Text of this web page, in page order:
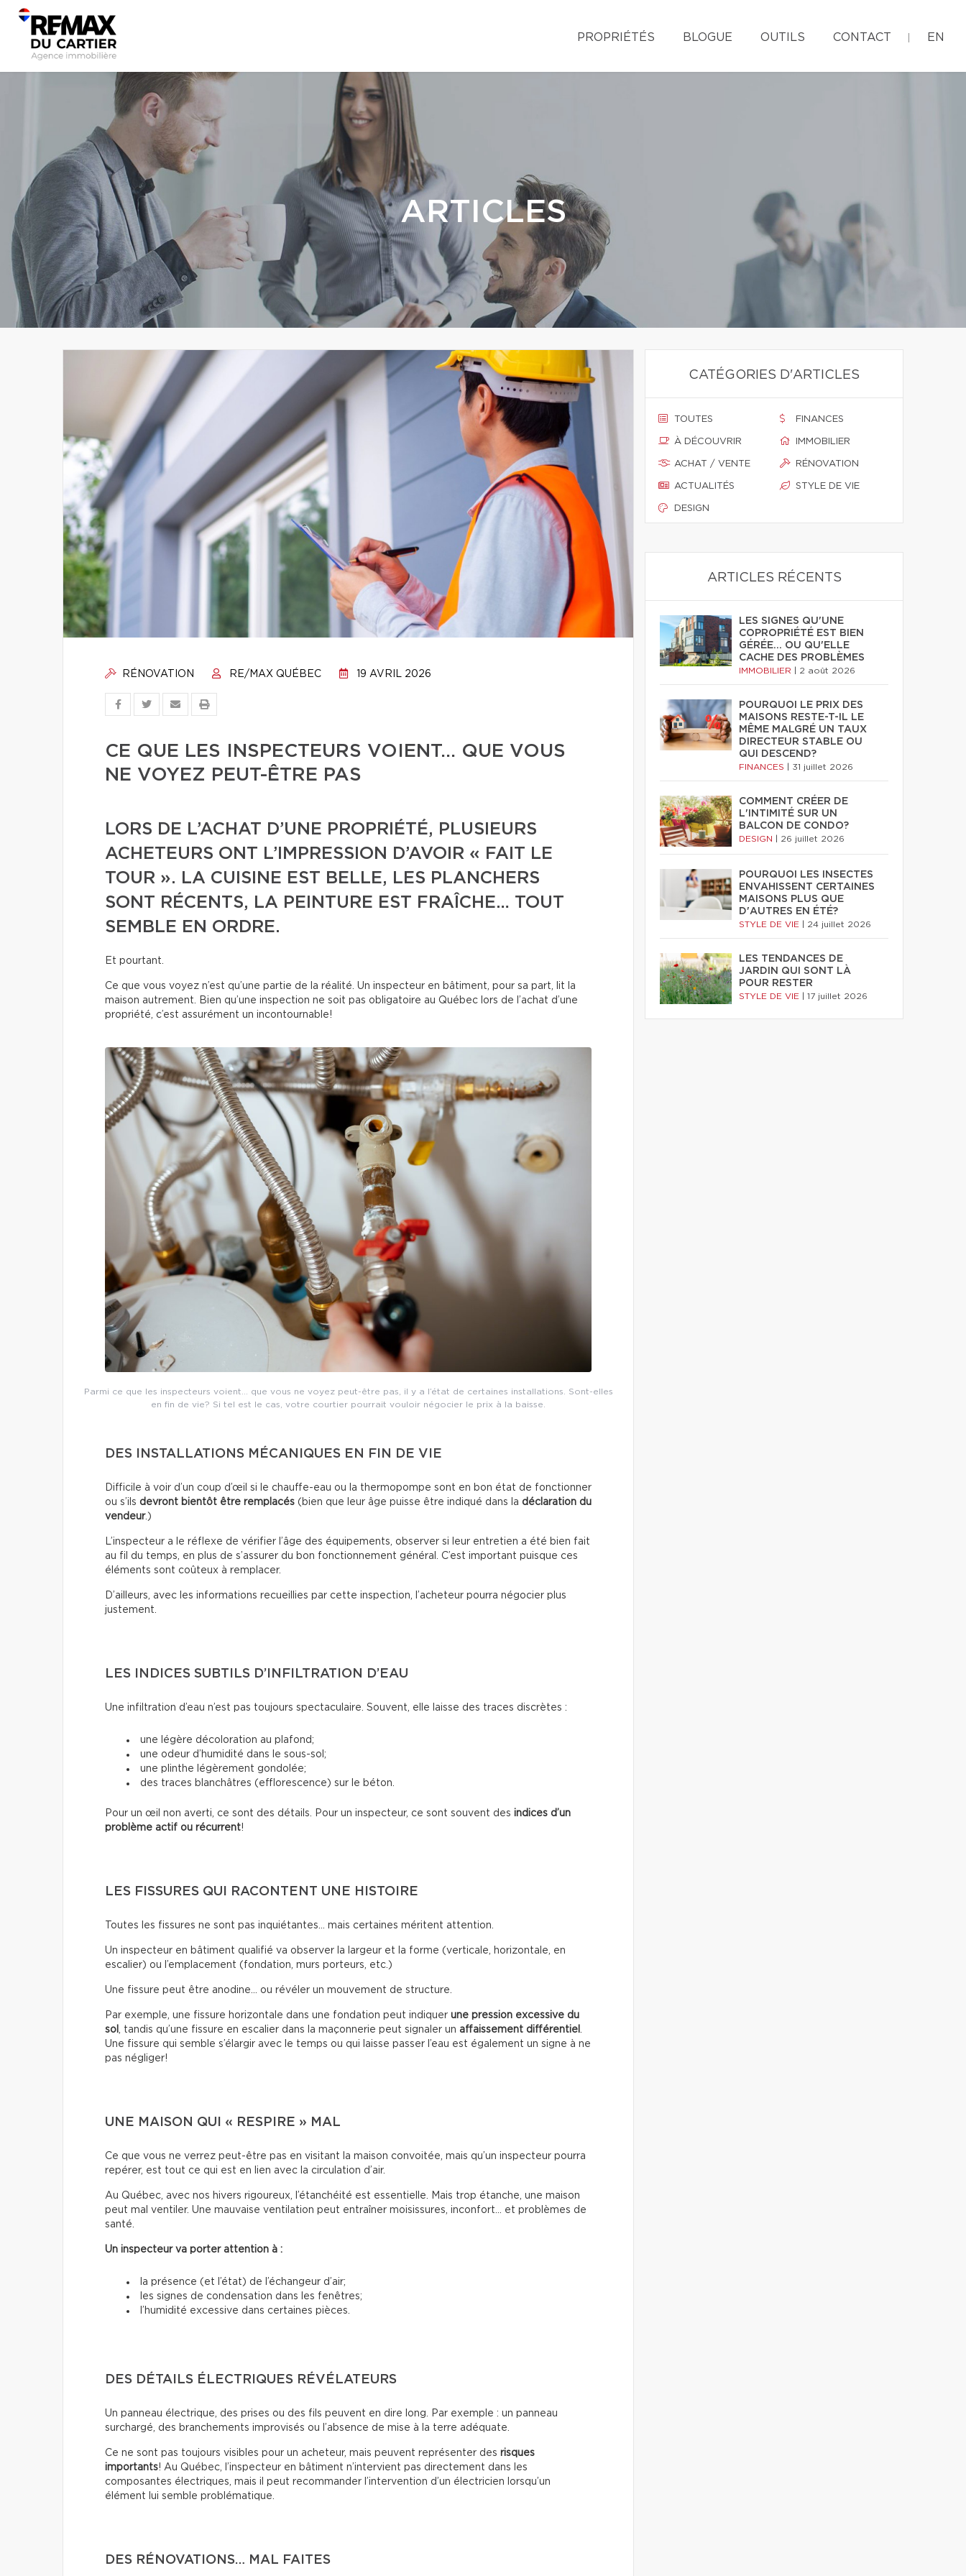
PROPRIÉTÉS BLOGUE OUTILS CONTACT EN
ARTICLES
RÉNOVATION RE/MAX QUÉBEC 19 AVRIL 2026
CE QUE LES INSPECTEURS VOIENT… QUE VOUS
NE VOYEZ PEUT-ÊTRE PAS
LORS DE L’ACHAT D’UNE PROPRIÉTÉ, PLUSIEURS
ACHETEURS ONT L’IMPRESSION D’AVOIR « FAIT LE
TOUR ». LA CUISINE EST BELLE, LES PLANCHERS
SONT RÉCENTS, LA PEINTURE EST FRAÎCHE… TOUT
SEMBLE EN ORDRE.
Et pourtant.
Ce que vous voyez n’est qu’une partie de la réalité. Un inspecteur en bâtiment, pour sa part, lit la
maison autrement. Bien qu’une inspection ne soit pas obligatoire au Québec lors de l’achat d’une
propriété, c’est assurément un incontournable!
Parmi ce que les inspecteurs voient… que vous ne voyez peut-être pas, il y a l’état de certaines installations. Sont-elles
en fin de vie? Si tel est le cas, votre courtier pourrait vouloir négocier le prix à la baisse.
DES INSTALLATIONS MÉCANIQUES EN FIN DE VIE
Difficile à voir d’un coup d’œil si le chauffe-eau ou la thermopompe sont en bon état de fonctionner
ou s’ils devront bientôt être remplacés (bien que leur âge puisse être indiqué dans la déclaration du
vendeur.)
L’inspecteur a le réflexe de vérifier l’âge des équipements, observer si leur entretien a été bien fait
au fil du temps, en plus de s’assurer du bon fonctionnement général. C’est important puisque ces
éléments sont coûteux à remplacer.
D’ailleurs, avec les informations recueillies par cette inspection, l’acheteur pourra négocier plus
justement.
LES INDICES SUBTILS D’INFILTRATION D’EAU
Une infiltration d’eau n’est pas toujours spectaculaire. Souvent, elle laisse des traces discrètes :
une légère décoloration au plafond;
une odeur d’humidité dans le sous-sol;
une plinthe légèrement gondolée;
des traces blanchâtres (efflorescence) sur le béton.
Pour un œil non averti, ce sont des détails. Pour un inspecteur, ce sont souvent des indices d’un
problème actif ou récurrent!
LES FISSURES QUI RACONTENT UNE HISTOIRE
Toutes les fissures ne sont pas inquiétantes… mais certaines méritent attention.
Un inspecteur en bâtiment qualifié va observer la largeur et la forme (verticale, horizontale, en
escalier) ou l’emplacement (fondation, murs porteurs, etc.)
Une fissure peut être anodine… ou révéler un mouvement de structure.
Par exemple, une fissure horizontale dans une fondation peut indiquer une pression excessive du
sol
, tandis qu’une fissure en escalier dans la maçonnerie peut signaler un affaissement différentiel
Une fissure qui semble s’élargir avec le temps ou qui laisse passer l’eau est également un signe à ne
pas négliger!
UNE MAISON QUI « RESPIRE » MAL
Ce que vous ne verrez peut-être pas en visitant la maison convoitée, mais qu’un inspecteur pourra
repérer, est tout ce qui est en lien avec la circulation d’air.
Au Québec, avec nos hivers rigoureux, l’étanchéité est essentielle. Mais trop étanche, une maison
peut mal ventiler. Une mauvaise ventilation peut entraîner moisissures, inconfort… et problèmes de
santé.
Un inspecteur va porter attention à :
la présence (et l’état) de l’échangeur d’air;
les signes de condensation dans les fenêtres;
l’humidité excessive dans certaines pièces.
DES DÉTAILS ÉLECTRIQUES RÉVÉLATEURS
Un panneau électrique, des prises ou des fils peuvent en dire long. Par exemple : un panneau
surchargé, des branchements improvisés ou l’absence de mise à la terre adéquate.
Ce ne sont pas toujours visibles pour un acheteur, mais peuvent représenter des risques
importants! Au Québec, l’inspecteur en bâtiment n’intervient pas directement dans les
composantes électriques, mais il peut recommander l’intervention d’un électricien lorsqu’un
élément lui semble problématique.
DES RÉNOVATIONS… MAL FAITES
CATÉGORIES D'ARTICLES
TOUTES
À DÉCOUVRIR
ACHAT / VENTE
ACTUALITÉS
DESIGN
FINANCES
IMMOBILIER
RÉNOVATION
STYLE DE VIE
ARTICLES RÉCENTS
LES SIGNES QU'UNE
COPROPRIÉTÉ EST BIEN
GÉRÉE… OU QU'ELLE
CACHE DES PROBLÈMES
IMMOBILIER 2 août 2026
POURQUOI LE PRIX DES
MAISONS RESTE-T-IL LE
MÊME MALGRÉ UN TAUX
DIRECTEUR STABLE OU
QUI DESCEND?
FINANCES 31 juillet 2026
COMMENT CRÉER DE
L'INTIMITÉ SUR UN
BALCON DE CONDO?
DESIGN 26 juillet 2026
POURQUOI LES INSECTES
ENVAHISSENT CERTAINES
MAISONS PLUS QUE
D'AUTRES EN ÉTÉ?
STYLE DE VIE 24 juillet 2026
LES TENDANCES DE
JARDIN QUI SONT LÀ
POUR RESTER
STYLE DE VIE 17 juillet 2026